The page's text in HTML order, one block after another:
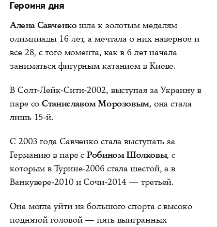
Героиня дня
Алена Савченко шла к золотым медалям
олимпиады 16 лет, а мечтала о них наверное и
все 28, с того момента, как в 6 лет начала
заниматься фигурным катанием в Киеве.
В Солт-Лейк-Сити-2002, выступая за Украину в
паре соСтаниславом Морозовым, она стала
лишь 15-й.
С 2003 года Савченко стала выступать за
Германию в паре сРобином Шолковы, с
которым в Турине-2006 стала шестой, а в
Ванкувере-2010 и Сочи-2014 — третьей.
Она могла уйти из большого спорта с высоко
поднятой головой — пять выигранных